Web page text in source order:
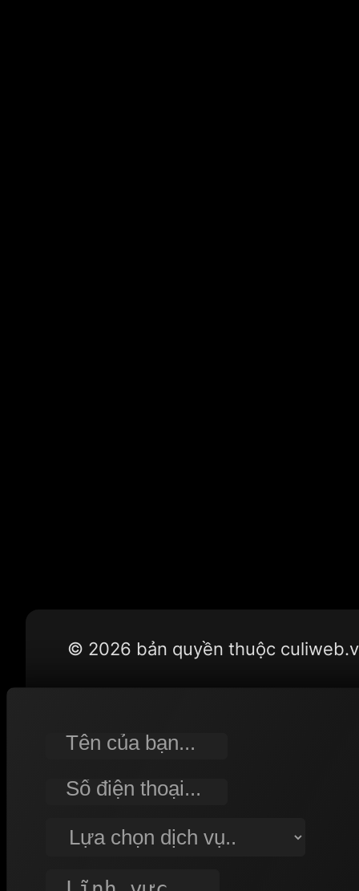
© 2026 bản quyền thuộc